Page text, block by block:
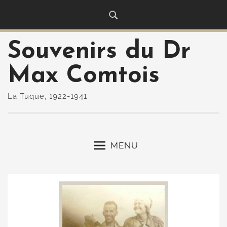
i
Souvenirs du Dr
Max Comtois
La Tuque, 1922-1941
MENU